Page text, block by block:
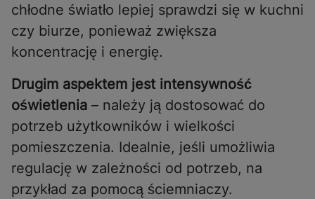
chłodne światło lepiej sprawdzi się w kuchni
czy biurze, ponieważ zwiększa
koncentrację i energię.
Drugim aspektem jest intensywność
oświetlenia – należy ją dostosować do
potrzeb użytkowników i wielkości
pomieszczenia. Idealnie, jeśli umożliwia
regulację w zależności od potrzeb, na
przykład za pomocą ściemniaczy.